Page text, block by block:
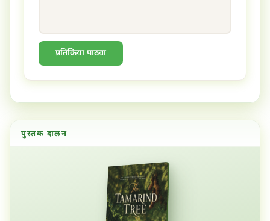
प्रतिक्रिया पाठवा
पुस्तक दालन